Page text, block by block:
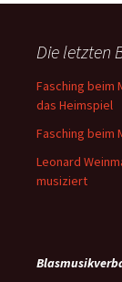
Die letzten
Fasching beim
das Heimspiel
Fasching beim
Leonard
musiziert